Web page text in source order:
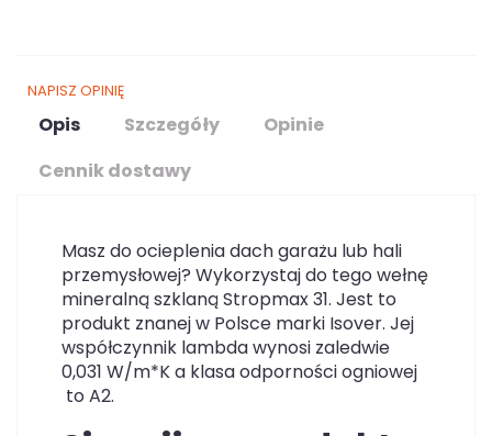
NAPISZ OPINIĘ
Opis Szczegóły
Opinie
Cennik dostawy
Masz do ocieplenia dach garażu lub hali
przemysłowej? Wykorzystaj do tego wełnę
mineralną szklaną Stropmax 31. Jest to
produkt znanej w Polsce marki Isover. Jej
współczynnik lambda wynosi zaledwie
0,031 W/m*K a klasa odporności ogniowej
to A2.